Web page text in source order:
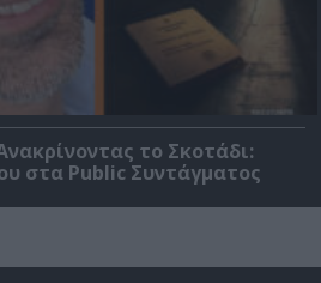
το Σκοτάδι:
στα Public Συντάγματος